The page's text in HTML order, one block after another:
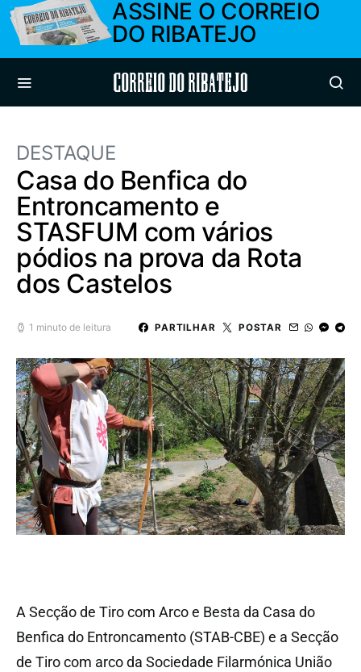
ASSINE O CORREIO
DO RIBATEJO
Correio do Ribatejo
DESTAQUE
Casa do Benfica do
Entroncamento e
STASFUM com vários
pódios na prova da Rota
dos Castelos
1 minuto de leitura PARTILHAR POSTAR
A Secção de Tiro com Arco e Besta da Casa do
Benfica do Entroncamento (STAB-CBE) e a Secção
de Tiro com arco da Sociedade Filarmónica União